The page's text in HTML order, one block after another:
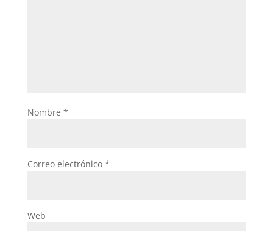
Nombre *
Correo electrónico *
Web